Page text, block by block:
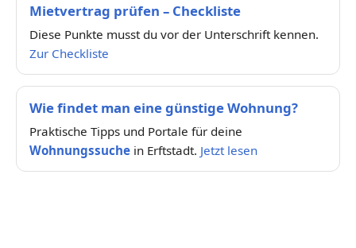
Mietvertrag prüfen – Checkliste
Diese Punkte musst du vor der Unterschrift kennen.
Zur Checkliste
Wie findet man eine günstige Wohnung?
Praktische Tipps und Portale für deine
Wohnungssuche in Erftstadt. Jetzt lesen